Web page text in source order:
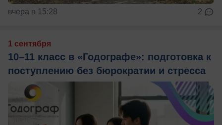
вчера в 15:28 2
1 сентября
10–11 класс в «Годографе»: подготовка к
поступлению без бюрократии и стресса